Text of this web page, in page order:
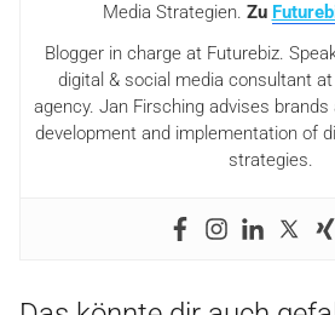
Media Strategien. Zu
Blogger in charge at Futurebiz.
digital & social media consultant
agency. Jan Firsching advises
development and implementation of
strategies.